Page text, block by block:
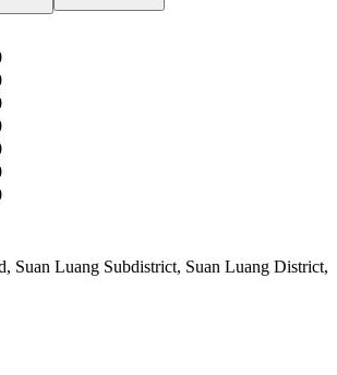
Suan Luang Subdistrict, Suan Luang District,